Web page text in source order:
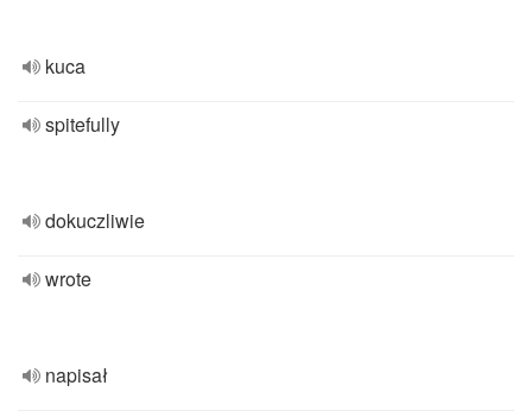
kuca
spitefully
dokuczliwie
wrote
napisał